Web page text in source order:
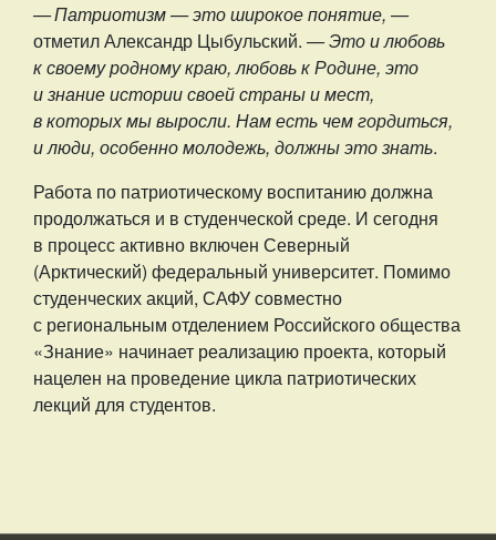
— Патриотизм — это широкое понятие, —
отметил Александр Цыбульский. — Это и любовь
к своему родному краю, любовь к Родине, это
и знание истории своей страны и мест,
в которых мы выросли. Нам есть чем гордиться,
и люди, особенно молодежь, должны это знать.
Работа по патриотическому воспитанию должна
продолжаться и в студенческой среде. И сегодня
в процесс активно включен Северный
(Арктический) федеральный университет. Помимо
студенческих акций, САФУ совместно
с региональным отделением Российского общества
«Знание» начинает реализацию проекта, который
нацелен на проведение цикла патриотических
лекций для студентов.